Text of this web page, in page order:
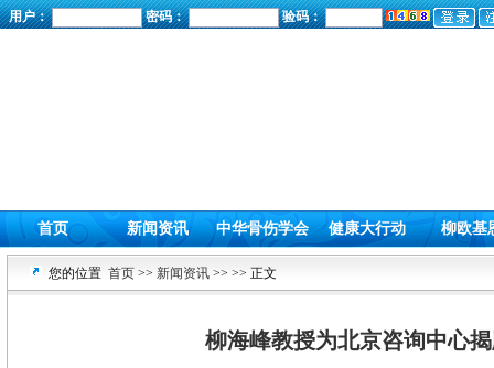
用户： 密码： 验码：
首页 新闻资讯 中华骨伤学会 健康大行动 柳欧基
您的位置 首页 >> 新闻资讯 >> >> 正文
柳海峰教授为北京咨询中心